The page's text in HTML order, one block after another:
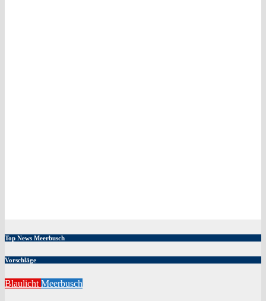
Top News Meerbusch
Vorschläge
Blaulicht Meerbusch